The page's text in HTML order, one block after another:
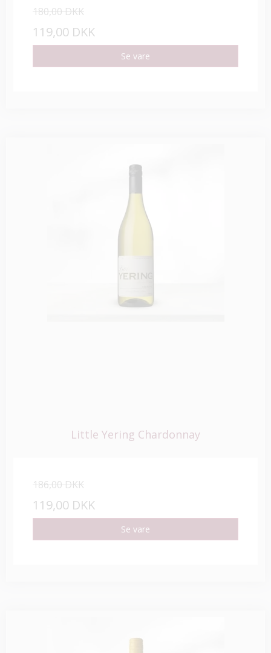
180,00 DKK
119,00 DKK
Se vare
Little Yering Chardonnay
186,00 DKK
119,00 DKK
Se vare